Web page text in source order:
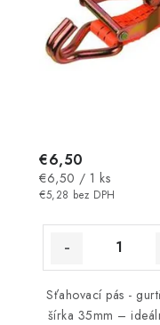
€5,28 bez DPH
€6,50
Jednotková
cena:
€6,50 / 1 ks
Sťahovací pás -
šírka 35mm –